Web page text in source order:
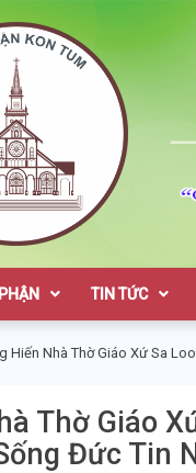
Phận
TIN TỨC
Hiến Nhà Thờ Giáo Xứ Sa
Thờ Giáo
Đức Tin